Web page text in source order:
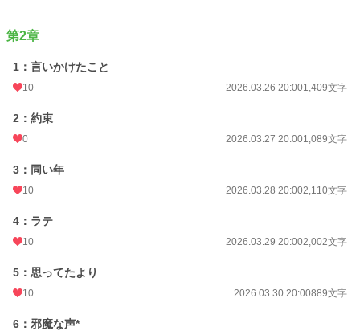
第2章
1：言いかけたこと
10 2026.03.26 20:001,409文字
2：約束
0 2026.03.27 20:001,089文字
3：同い年
10 2026.03.28 20:002,110文字
4：ラテ
10 2026.03.29 20:002,002文字
5：思ってたより
10 2026.03.30 20:00889文字
6：邪魔な声*